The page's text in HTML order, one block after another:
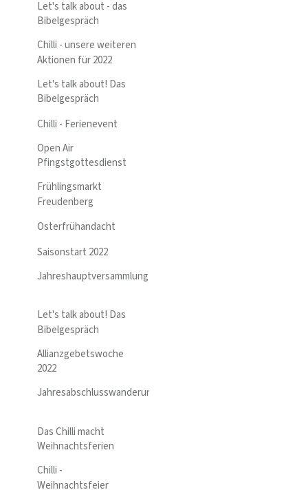
Let's talk about - das
Bibelgespräch
Chilli - unsere weiteren
Aktionen für 2022
Let's talk about! Das
Bibelgespräch
Chilli - Ferienevent
Open Air
Pfingstgottesdienst
Frühlingsmarkt
Freudenberg
Osterfrühandacht
Saisonstart 2022
Jahreshauptversammlung
Let's talk about! Das
Bibelgespräch
Allianzgebetswoche
2022
Jahresabschlusswanderung
Das Chilli macht
Weihnachtsferien
Chilli -
Weihnachtsfeier